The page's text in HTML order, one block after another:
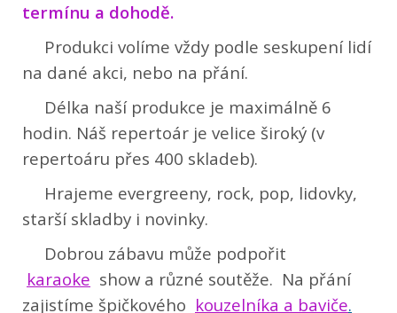
termínu a dohodě.
Produkci volíme vždy podle seskupení lidí
na dané akci, nebo na přání.
Délka naší produkce je maximálně 6
hodin. Náš repertoár je velice široký (v
repertoáru přes 400 skladeb).
Hrajeme evergreeny, rock, pop, lidovky,
starší skladby i novinky.
Dobrou zábavu může podpořit
karaoke show a různé soutěže. Na přání
zajistíme špičkového kouzelníka a baviče.